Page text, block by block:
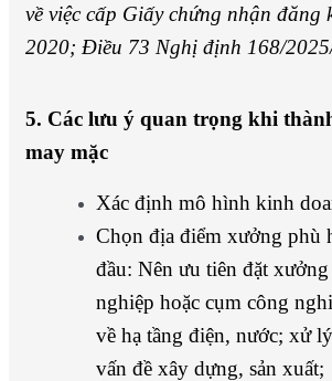
về việc cấp Giấy chứng nhận đăng
2020; Điều 73 Nghị định 168/
5. Các lưu ý quan trọng khi
may mặc
Xác định mô hình kinh
Chọn địa điểm xưởng phù
đầu: Nên ưu tiên đặt
nghiệp hoặc cụm công
về hạ tầng điện, nước; xử
vấn đề xây dựng, sản xuất;